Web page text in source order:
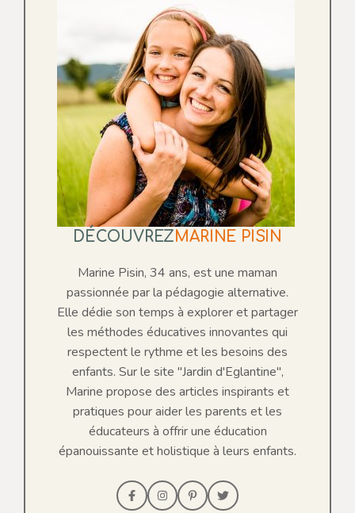
DÉCOUVREZMARINE PISIN
Marine Pisin, 34 ans, est une maman
passionnée par la pédagogie alternative.
Elle dédie son temps à explorer et partager
les méthodes éducatives innovantes qui
respectent le rythme et les besoins des
enfants. Sur le site "Jardin d'Eglantine",
Marine propose des articles inspirants et
pratiques pour aider les parents et les
éducateurs à offrir une éducation
épanouissante et holistique à leurs enfants.